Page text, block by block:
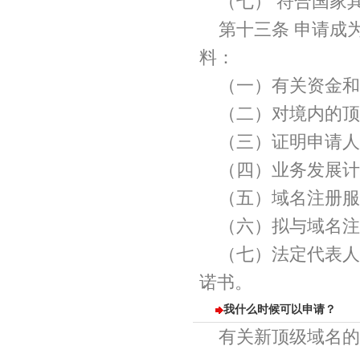
第十三条 申请成
料：
（一）有关资金
（二）对境内的
（三）证明申请
（四）业务发展
（五）域名注册
（六）拟与域名
（七）法定代表
诺书。
我什么时候可以申请？
有关新顶级域名